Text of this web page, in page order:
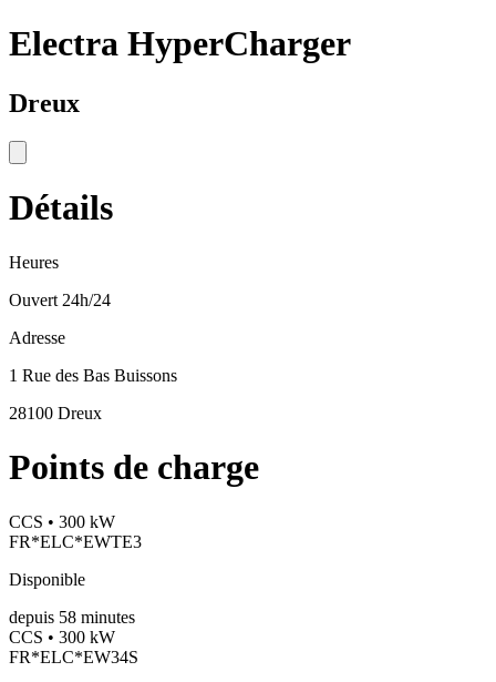
Electra HyperCharger
Dreux
Détails
Heures
Ouvert 24h/24
Adresse
1 Rue des Bas Buissons
28100 Dreux
Points de charge
CCS • 300 kW
FR*ELC*EWTE3
Disponible
depuis 58 minutes
CCS • 300 kW
FR*ELC*EW34S